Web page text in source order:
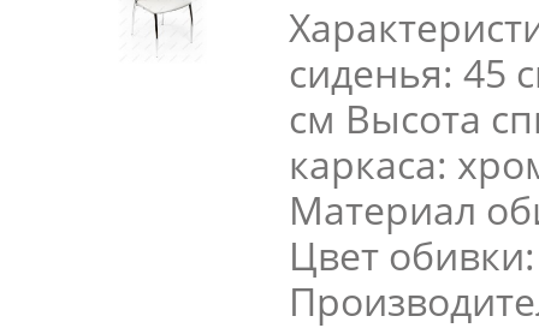
сиденья: 45
см Высота
каркаса:
Материал
Цвет